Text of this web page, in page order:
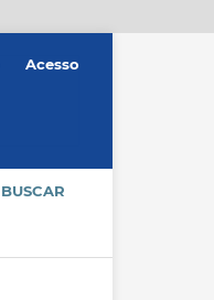
BUSCAR
Acesso